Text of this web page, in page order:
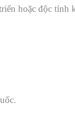
hoặc độc tính